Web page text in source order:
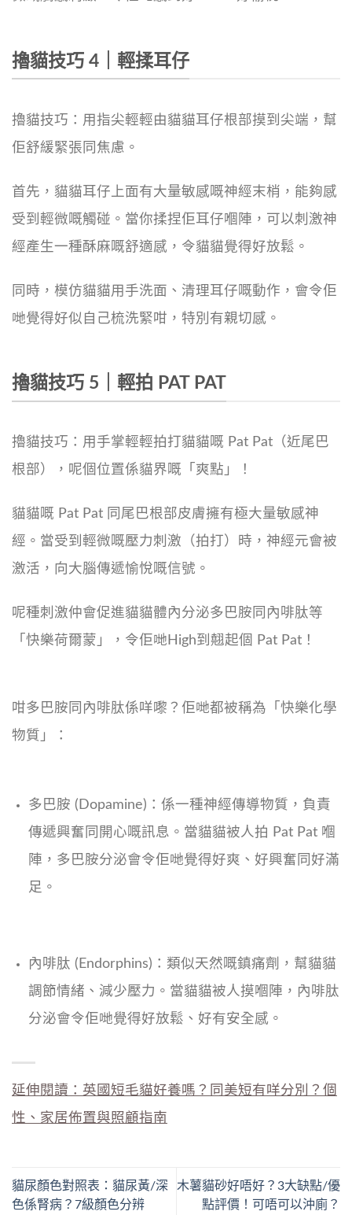
擼貓技巧 4｜輕揉耳仔
擼貓技巧：用指尖輕輕由貓貓耳仔根部摸到尖端，幫
佢舒緩緊張同焦慮。
首先，貓貓耳仔上面有大量敏感嘅神經末梢，能夠感
受到輕微嘅觸碰。當你揉捏佢耳仔嗰陣，可以刺激神
經產生一種酥麻嘅舒適感，令貓貓覺得好放鬆。
同時，模仿貓貓用手洗面、清理耳仔嘅動作，會令佢
哋覺得好似自己梳洗緊咁，特別有親切感。
擼貓技巧 5｜輕拍 PAT PAT
擼貓技巧：用手掌輕輕拍打貓貓嘅 Pat Pat（近尾巴
根部），呢個位置係貓界嘅「爽點」！
貓貓嘅 Pat Pat 同尾巴根部皮膚擁有極大量敏感神
經。當受到輕微嘅壓力刺激（拍打）時，神經元會被
激活，向大腦傳遞愉悅嘅信號。
呢種刺激仲會促進貓貓體內分泌多巴胺同內啡肽等
「快樂荷爾蒙」，令佢哋High到翹起個 Pat Pat！
咁多巴胺同內啡肽係咩嚟？佢哋都被稱為「快樂化學
物質」：
多巴胺 (Dopamine)：係一種神經傳導物質，負責
傳遞興奮同開心嘅訊息。當貓貓被人拍 Pat Pat 嗰
陣，多巴胺分泌會令佢哋覺得好爽、好興奮同好滿
足。
內啡肽 (Endorphins)：類似天然嘅鎮痛劑，幫貓貓
調節情緒、減少壓力。當貓貓被人摸嗰陣，內啡肽
分泌會令佢哋覺得好放鬆、好有安全感。
延伸閱讀：英國短毛貓好養嗎？同美短有咩分別？個
性、家居佈置與照顧指南
貓尿顏色對照表：貓尿黃/深
色係腎病？7級顏色分辨
木薯貓砂好唔好？3大缺點/優
點評價！可唔可以沖廁？